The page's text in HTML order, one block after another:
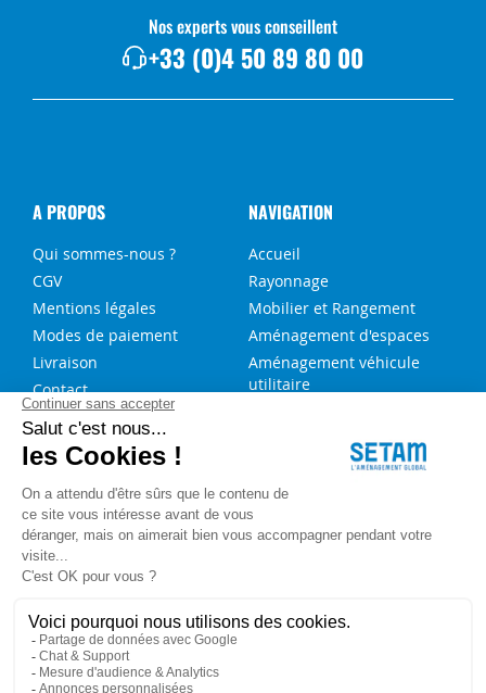
Nos experts vous conseillent
+33 (0)4 50 89 80 00
A PROPOS
Qui sommes-nous ?
CGV
Mentions légales
Modes de paiement
Livraison
Contact
NAVIGATION
Accueil
Rayonnage
Mobilier et Rangement
Aménagement d'espaces
Aménagement véhicule
utilitaire
NOS SERVICES
FAQ
Blog
Aide au choix rayonnage
Service de montage
Besoin d'aide ?